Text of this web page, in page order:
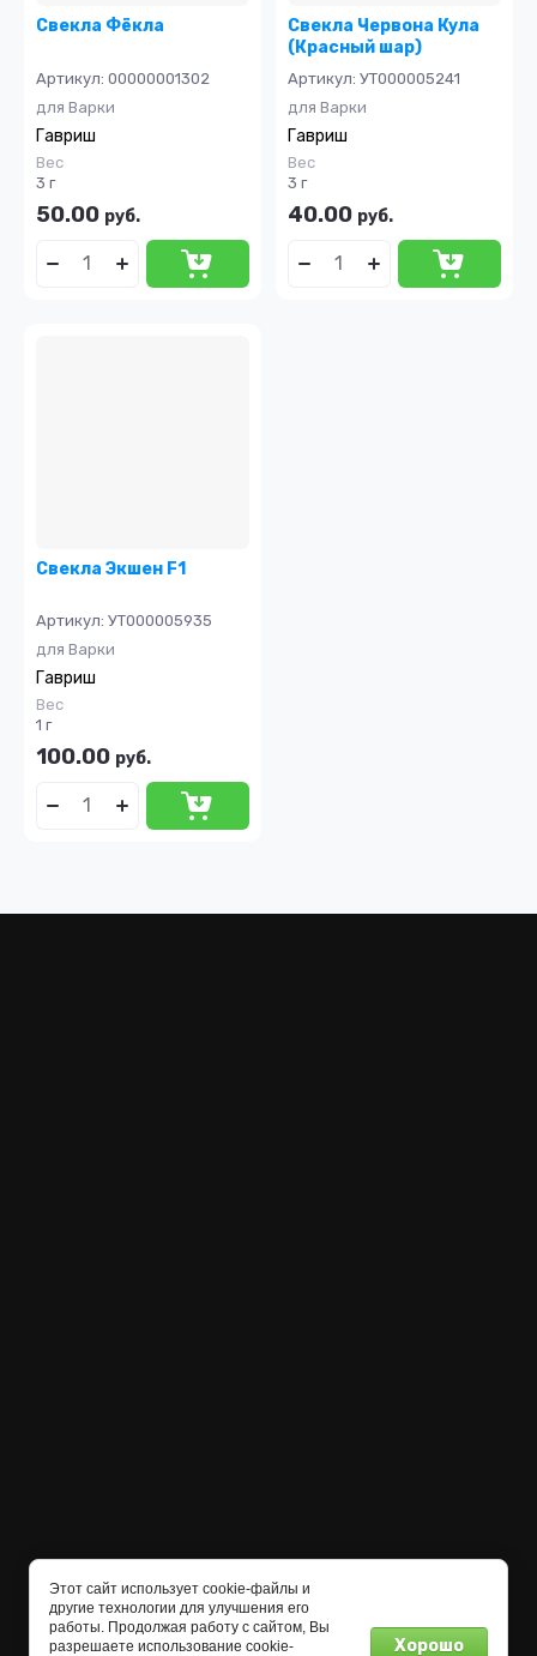
Свекла Фёкла
Артикул: 00000001302
для Варки
Гавриш
Вес
3 г
50.00 руб.
Свекла Червона Кула
(Красный шар)
Артикул: УТ000005241
для Варки
Гавриш
Вес
3 г
40.00 руб.
Свекла Экшен F1
Артикул: УТ000005935
для Варки
Гавриш
Вес
1 г
100.00 руб.
Этот сайт использует cookie-файлы и
другие технологии для улучшения его
работы. Продолжая работу с сайтом, Вы
разрешаете использование cookie-
Хорошо